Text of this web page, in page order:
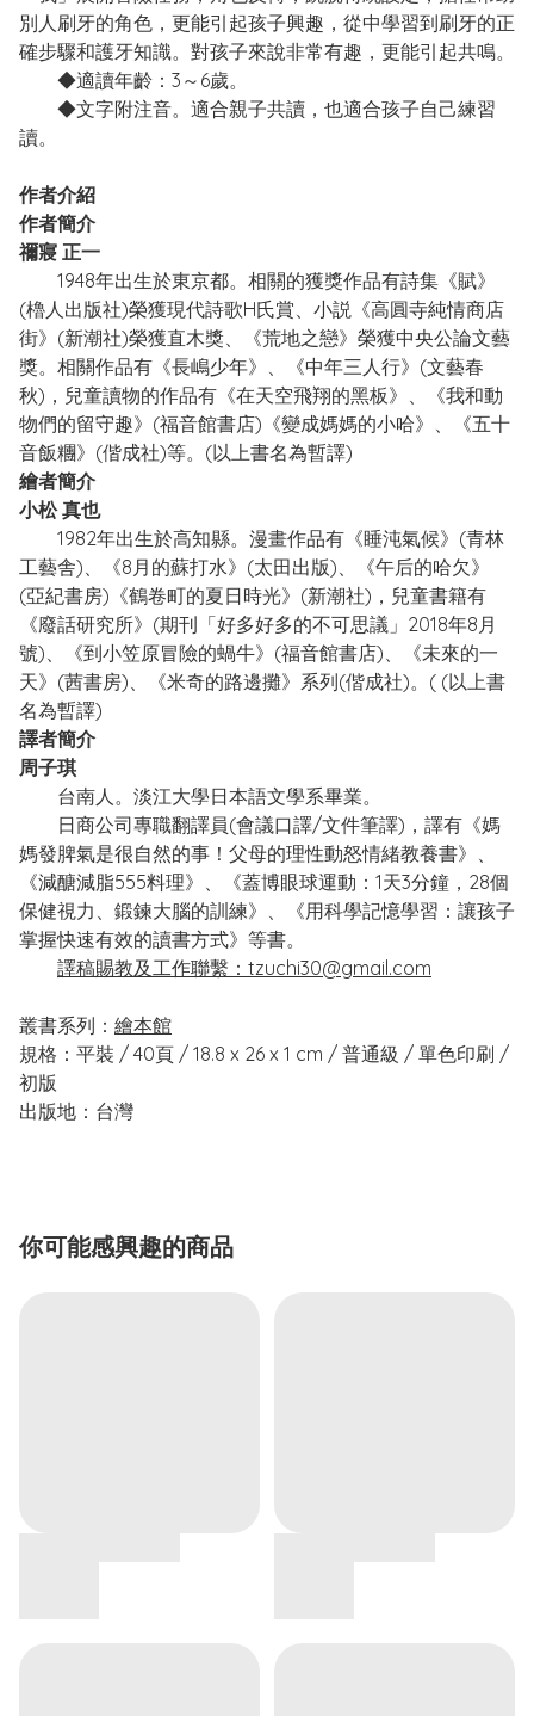
別人刷牙的角色，更能引起孩子興趣，從中學習到刷牙的正
確步驟和護牙知識。對孩子來說非常有趣，更能引起共鳴。
◆適讀年齡：3～6歲。
◆文字附注音。適合親子共讀，也適合孩子自己練習
讀。
作者介紹
作者簡介
禰寢 正一
1948年出生於東京都。相關的獲獎作品有詩集《賦》
(櫓人出版社)榮獲現代詩歌H氏賞、小説《高圓寺純情商店
街》(新潮社)榮獲直木獎、《荒地之戀》榮獲中央公論文藝
獎。相關作品有《長嶋少年》、《中年三人行》(文藝春
秋)，兒童讀物的作品有《在天空飛翔的黑板》、《我和動
物們的留守趣》(福音館書店)《變成媽媽的小哈》、《五十
音飯糰》(偕成社)等。(以上書名為暫譯)
繪者簡介
小松 真也
1982年出生於高知縣。漫畫作品有《睡沌氣候》(青林
工藝舎)、《8月的蘇打水》(太田出版)、《午后的哈欠》
(亞紀書房)《鶴卷町的夏日時光》(新潮社)，兒童書籍有
《廢話研究所》(期刊「好多好多的不可思議」2018年8月
號)、《到小笠原冒險的蝸牛》(福音館書店)、《未來的一
天》(茜書房)、《米奇的路邊攤》系列(偕成社)。( (以上書
名為暫譯)
譯者簡介
周子琪
台南人。淡江大學日本語文學系畢業。
日商公司專職翻譯員(會議口譯/文件筆譯)，譯有《媽
媽發脾氣是很自然的事！父母的理性動怒情緒教養書》、
《減醣減脂555料理》、《蓋博眼球運動：1天3分鐘，28個
保健視力、鍛鍊大腦的訓練》、《用科學記憶學習：讓孩子
掌握快速有效的讀書方式》等書。
譯稿賜教及工作聯繫：tzuchi30@gmail.com
叢書系列： 繪本館
規格：平裝 / 40頁 / 18.8 x 26 x 1 cm / 普通級 / 單色印刷 /
初版
出版地：台灣
你可能感興趣的商品